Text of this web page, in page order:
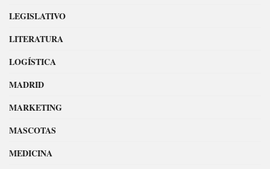
LEGISLATIVO
LITERATURA
LOGÍSTICA
MADRID
MARKETING
MASCOTAS
MEDICINA